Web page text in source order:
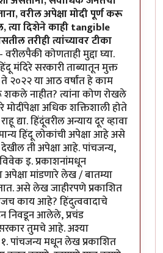
वरील अपेक्षा मोदी पूर्ण करू
त्या दिशेने काही tangible
तरीही त्यांच्यावर टीका
वरीलपैकी कोणताही मुद्दा घ्या.
मंदिरे सरकारी ताब्यातून मुक्त
२०२२ या आठ वर्षांत हे काम
नाहीत? त्यांना कोण रोखले
मोदींपेक्षा अधिक शक्तिशाली होते
द्या. हिंदूंवरील अन्याय दूर व्हावा
हिंदू लोकांची अपेक्षा आहे असे
देखील ती अपेक्षा आहे. पांचजन्य,
इ. प्रकाशनांमधून
अपेक्षा मांडणारे लेख / बातम्या
असे लेख जाहीरपणे प्रकाशित
काय आहे? हिंदुत्ववादाचे
निवडून आलेले, प्रचंड
तुमचे आहे. अश्या
१. पांचजन्य मधून लेख प्रकाशित